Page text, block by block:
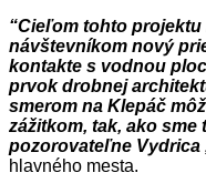
“Cieľom tohto
návštevníkom nový
kontakte s vodnou
prvok drobnej
smerom na Klepáč
zážitkom, tak, ako
pozorovateľne Vydrica
hlavného mesta.